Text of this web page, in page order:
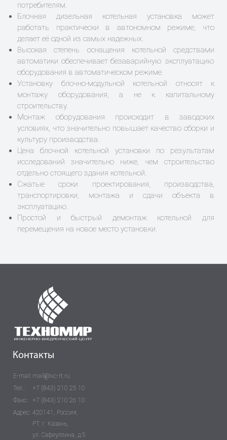
потребителям.
Блочная дизельная котельная установка может
работать практически в автономном режиме, что
делает её одной из самых надежных.
Высокая степень оснащения котельной средствами
автоматики обеспечивает безаварийную эксплуатацию
оборудования в автоматическом режиме.
Установку блочно-модульной котельной относят к
монтажу оборудования, а не к капитальному
строительству.
Монтаж оборудования происходит в заводских
условиях, что значительно повышает качество сборки и
культуру производства.
Цена блочной котельной установки по результатам
исследований значительно ниже, чем строительство
отдельно стоящего здания котельной.
Сжатые сроки проектирования, производства,
транспортировки, монтажа и сдачи объекта в
эксплуатацию.
Простой и быстрый демонтаж котельной для
перемещения на новое место установки.
Контакты
E-mail: mail@ivc-rt.ru
Тел.:
+7 (843) 210 25 10
Факс:
+7 (843) 210 26 10
Адрес: 420141, Россия,
РТ, г. Казань,
ул. Сафиуллина, д.5